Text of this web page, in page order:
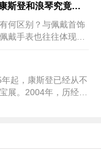
康斯登和浪琴：同是名表，康斯登和浪琴究竟有何区别？
何区别？与佩戴首饰
戴手表也往往体现着
目。对于手表品牌的
起，康斯登已经从不
展。2004年，历经三